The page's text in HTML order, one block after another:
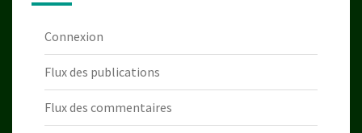
Connexion
Flux des publications
Flux des commentaires